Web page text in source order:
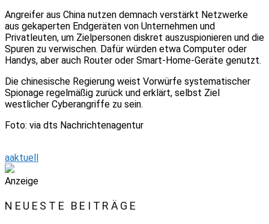
Angreifer aus China nutzen demnach verstärkt Netzwerke
aus gekaperten Endgeräten von Unternehmen und
Privatleuten, um Zielpersonen diskret auszuspionieren und die
Spuren zu verwischen. Dafür würden etwa Computer oder
Handys, aber auch Router oder Smart-Home-Geräte genutzt.
Die chinesische Regierung weist Vorwürfe systematischer
Spionage regelmäßig zurück und erklärt, selbst Ziel
westlicher Cyberangriffe zu sein.
Foto: via dts Nachrichtenagentur
aaktuell
Anzeige
NEUESTE BEITRÄGE